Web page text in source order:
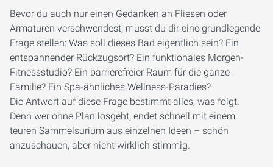
Bevor du auch nur einen Gedanken an Fliesen oder
Armaturen verschwendest, musst du dir eine grundlegende
Frage stellen: Was soll dieses Bad eigentlich sein? Ein
entspannender Rückzugsort? Ein funktionales Morgen-
Fitnessstudio? Ein barrierefreier Raum für die ganze
Familie? Ein Spa-ähnliches Wellness-Paradies?
Die Antwort auf diese Frage bestimmt alles, was folgt.
Denn wer ohne Plan losgeht, endet schnell mit einem
teuren Sammelsurium aus einzelnen Ideen – schön
anzuschauen, aber nicht wirklich stimmig.